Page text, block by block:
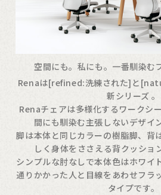
空間にも。私にも。一番馴染む
Renaは[refined:洗練された]と
新シリーズ 。
Renaチェアは多様化するワークシ
間にも馴染む主張しないデザイ
脚は本体と同じカラーの樹脂脚、背
しく身体をささえる背クッショ
シンプルな肘なしで本体色はホワイ
通りかかった人と目線をあわせフラ
タイプです。